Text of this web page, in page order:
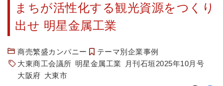
まちが活性化する観光資源をつくり
出せ 明星金属工業
商売繁盛カンパニー
テーマ別企業事例
大東商工会議所 明星金属工業
月刊石垣2025年10月号
大阪府 大東市